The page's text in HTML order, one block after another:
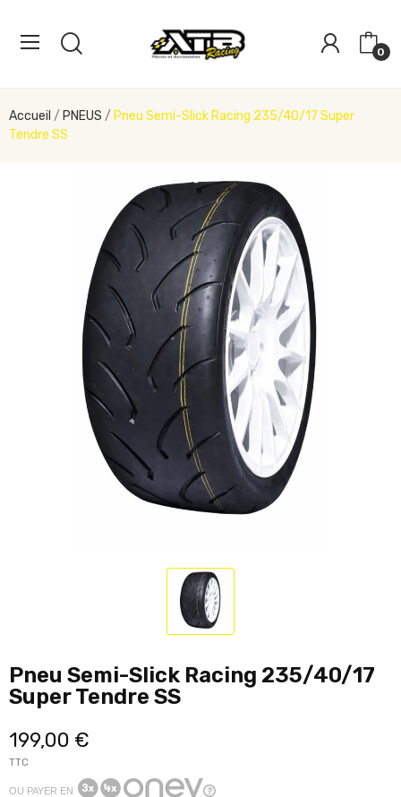
0
Accueil PNEUS
Pneu Semi-Slick Racing 235/40/17 Super
Tendre SS
Pneu Semi-Slick Racing 235/40/17
Super Tendre SS
199,00 €
TTC
OU PAYER EN